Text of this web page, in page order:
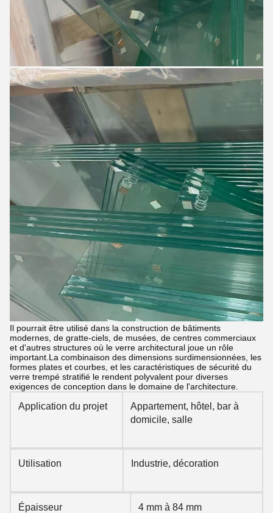
Il pourrait être utilisé dans la construction de bâtiments
modernes, de gratte-ciels, de musées, de centres commerciaux
et d'autres structures où le verre architectural joue un rôle
important.La combinaison des dimensions surdimensionnées, les
formes plates et courbes, et les caractéristiques de sécurité du
verre trempé stratifié le rendent polyvalent pour diverses
exigences de conception dans le domaine de l'architecture.
Application du projet
Appartement, hôtel, bar à
domicile, salle
Utilisation Industrie, décoration
Épaisseur 4 mm à 84 mm